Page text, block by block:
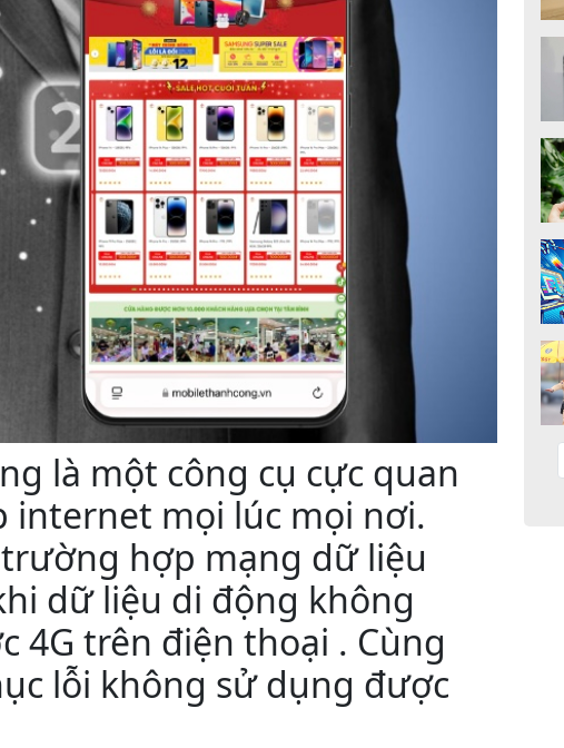
là một công cụ cực quan
internet mọi lúc mọi nơi.
hợp mạng dữ liệu
dữ liệu di động không
4G trên điện thoại . Cùng
lỗi không sử dụng được